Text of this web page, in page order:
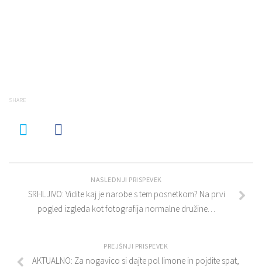
SHARE
NASLEDNJI PRISPEVEK
SRHLJIVO: Vidite kaj je narobe s tem posnetkom? Na prvi
pogled izgleda kot fotografija normalne družine…
PREJŠNJI PRISPEVEK
AKTUALNO: Za nogavico si dajte pol limone in pojdite spat,